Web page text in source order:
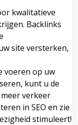
kwalitatieve
Backlinks
site versterken,
voeren op uw
kunt u de
verkeer
in SEO en zie
stimuleert!